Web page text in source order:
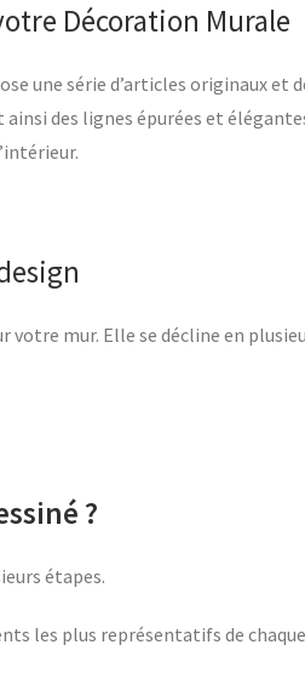
Décoration Murale
une série d’articles originaux et
des lignes épurées et
mur. Elle se décline en
?
étapes.
les plus représentatifs de